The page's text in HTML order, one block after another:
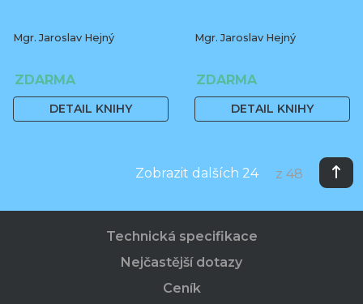
Mgr. Jaroslav Hejný
ZDARMA
DETAIL KNIHY
Mgr. Jaroslav Hejný
ZDARMA
DETAIL KNIHY
Zobrazit dalších 24 z 48
Technická specifikace
Nejčastější dotazy
Ceník